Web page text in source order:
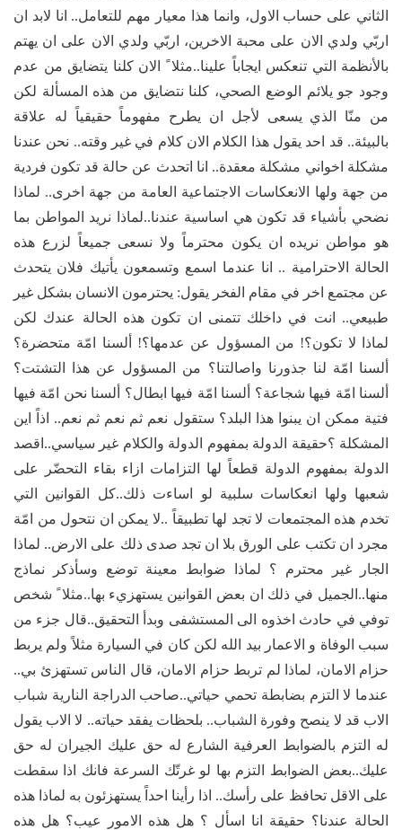
الثاني على حساب الاول، وانما هذا معيار مهم للتعامل.. انا لابد ان
اربّي ولدي الان على محبة الاخرين، اربّي ولدي الان على ان يهتم
بالأنظمة التي تنعكس ايجاباً علينا..مثلا ً الان كلنا يتضايق من عدم
وجود جو يلائم الوضع الصحي، كلنا نتضايق من هذه المسألة لكن
من منّا الذي يسعى لأجل ان يطرح مفهوماً حقيقياً له علاقة
بالبيئة.. قد احد يقول هذا الكلام الان كلام في غير وقته.. نحن عندنا
مشكلة اخواني مشكلة معقدة.. انا اتحدث عن حالة قد تكون فردية
من جهة ولها الانعكاسات الاجتماعية العامة من جهة اخرى.. لماذا
نضحي بأشياء قد تكون هي اساسية عندنا..لماذا نريد المواطن بما
هو مواطن نريده ان يكون محترماً ولا نسعى جميعاً لزرع هذه
الحالة الاحترامية .. انا عندما اسمع وتسمعون يأتيك فلان يتحدث
عن مجتمع اخر في مقام الفخر يقول: يحترمون الانسان بشكل غير
طبيعي.. انت في داخلك تتمنى ان تكون هذه الحالة عندك لكن
لماذا لا تكون؟! من المسؤول عن عدمها؟! ألسنا امّة متحضرة؟
ألسنا امّة لنا جذورنا واصالتنا؟ من المسؤول عن هذا التشتت؟
ألسنا امّة فيها شجاعة؟ ألسنا امّة فيها ابطال؟ ألسنا نحن امّة فيها
فتية ممكن ان يبنوا هذا البلد؟ ستقول نعم ثم نعم ثم نعم.. اذاً اين
المشكلة ؟حقيقة الدولة بمفهوم الدولة والكلام غير سياسي..اقصد
الدولة بمفهوم الدولة قطعاً لها التزامات ازاء بقاء التحضّر على
شعبها ولها انعكاسات سلبية لو اساءت ذلك..كل القوانين التي
تخدم هذه المجتمعات لا تجد لها تطبيقاً ..لا يمكن ان نتحول من امّة
مجرد ان تكتب على الورق بلا ان تجد صدى ذلك على الارض.. لماذا
الجار غير محترم ؟ لماذا ضوابط معينة توضع وسأذكر نماذج
منها..الجميل في ذلك ان بعض القوانين يستهزيء بها..مثلا ً شخص
توفي في حادث اخذوه الى المستشفى وبدأ التحقيق..قال جزء من
سبب الوفاة و الاعمار بيد الله لكن كان في السيارة مثلاً ولم يربط
حزام الامان، لماذا لم تربط حزام الامان، قال الناس تستهزئ بي..
عندما لا التزم بضابطة تحمي حياتي..صاحب الدراجة النارية شباب
الاب قد لا ينصح وفورة الشباب.. بلحظات يفقد حياته.. لا الاب يقول
له التزم بالضوابط العرفية الشارع له حق عليك الجيران له حق
عليك..بعض الضوابط التزم بها لو غرتّك السرعة فانك اذا سقطت
على الاقل تحافظ على رأسك.. اذا رأينا احداً يستهزئون به لماذا هذه
الحالة عندنا؟ حقيقة انا اسأل ؟ هل هذه الامور عيب؟ هل هذه